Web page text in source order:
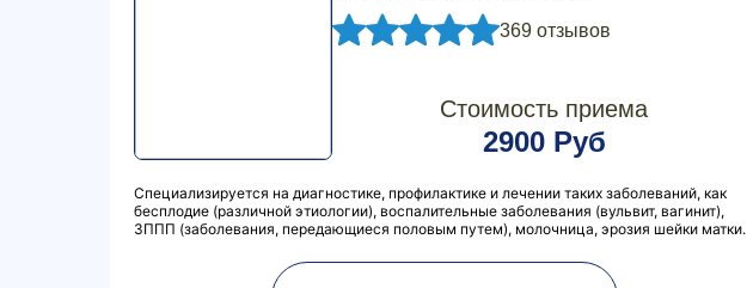
369 отзывов
Стоимость приема
2900 Руб
Специализируется на диагностике, профилактике и лечении таких заболеваний, как
бесплодие (различной этиологии), воспалительные заболевания (вульвит, вагинит),
ЗППП (заболевания, передающиеся половым путем), молочница, эрозия шейки матки.